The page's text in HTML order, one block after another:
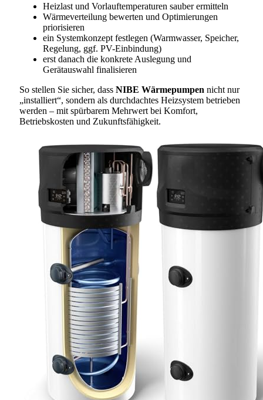
Heizlast und Vorlauftemperaturen sauber ermitteln
Wärmeverteilung bewerten und Optimierungen
priorisieren
ein Systemkonzept festlegen (Warmwasser, Speicher,
Regelung, ggf. PV-Einbindung)
erst danach die konkrete Auslegung und
Gerätauswahl finalisieren
So stellen Sie sicher, dass NIBE Wärmepumpen nicht nur
„installiert“, sondern als durchdachtes Heizsystem betrieben
werden – mit spürbarem Mehrwert bei Komfort,
Betriebskosten und Zukunftsfähigkeit.